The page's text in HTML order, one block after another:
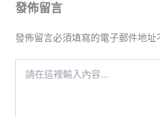
發佈留言
發佈留言必須填寫的電子郵件地址